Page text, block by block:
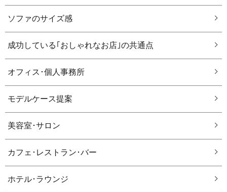
ソファのサイズ感
成功している｢おしゃれなお店｣の共通点
オフィス･個人事務所
モデルケース提案
美容室･サロン
カフェ･レストラン･バー
ホテル･ラウンジ